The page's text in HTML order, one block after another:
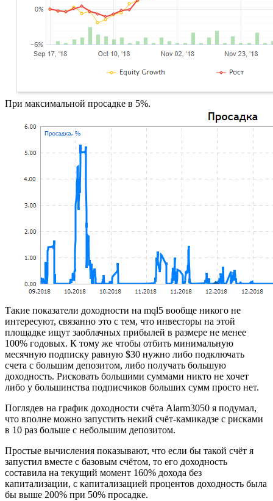
При максимальной просадке в 5%.
Такие показатели доходности на mql5 вообще никого не
интересуют, связанно это с тем, что инвесторы на этой
площадке ищут заоблачных прибылей в размере не менее
100% годовых. К тому же чтобы отбить минимальную
месячную подписку равную $30 нужно либо подключать
счета с большим депозитом, либо получать большую
доходность. Рисковать большими суммами никто не хочет
либо у большинства подписчиков больших сумм просто нет.
Поглядев на график доходности счёта Alarm3050 я подумал,
что вполне можно запустить некий счёт-камикадзе с рисками
в 10 раз больше с небольшим депозитом.
Простые вычисления показывают, что если бы такой счёт я
запустил вместе с базовым счётом, то его доходность
составила на текущий момент 160% дохода без
капитализации, с капитализацией процентов доходность была
бы выше 200% при 50% просадке.